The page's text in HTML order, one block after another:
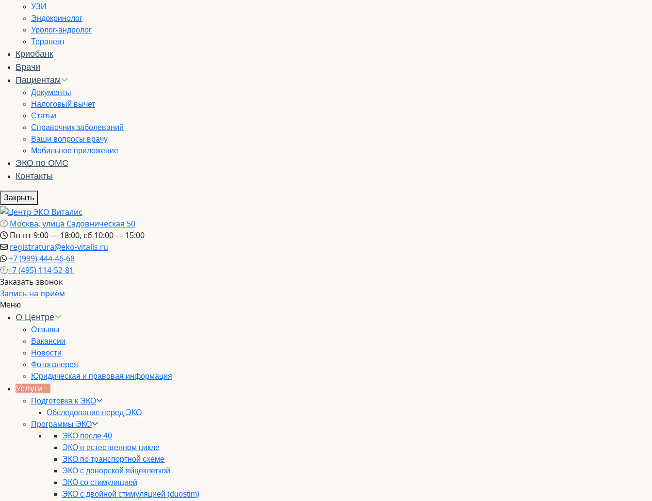
УЗИ
Эндокринолог
Уролог-андролог
Терапевт
Криобанк
Врачи
Пациентам
Документы
Налоговый вычет
Статьи
Справочник заболеваний
Ваши вопросы врачу
Мобильное приложение
ЭКО по ОМС
Контакты
Закрыть
Москва, улица Садовническая 50
Пн-пт 9:00 — 18:00, сб 10:00 — 15:00
registratura@eko-vitalis.ru
+7 (999) 444-46-68
+7 (495) 114-52-81
Заказать звонок
Запись на приём
Меню
О Центре
Отзывы
Вакансии
Новости
Фотогалерея
Юридическая и правовая информация
Услуги
Подготовка к ЭКО
Обследование перед ЭКО
Программы ЭКО
ЭКО после 40
ЭКО в естественном цикле
ЭКО по транспортной схеме
ЭКО с донорской яйцеклеткой
ЭКО со стимуляцией
ЭКО с двойной стимуляцией (duostim)